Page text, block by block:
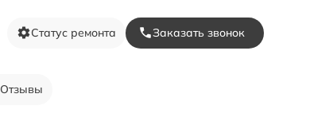
Статус ремонта Заказать звонок
Отзывы